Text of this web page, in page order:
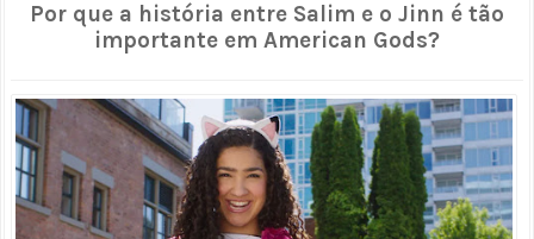
Por que a história entre Salim e o Jinn é tão
importante em American Gods?